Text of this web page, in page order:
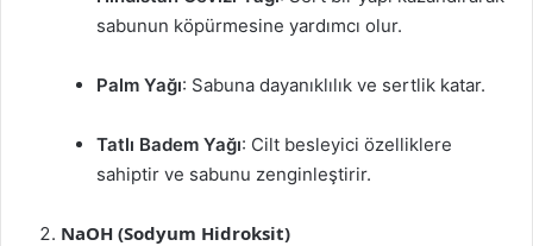
sabunun köpürmesine yardımcı olur.
Palm Yağı: Sabuna dayanıklılık ve sertlik katar.
Tatlı Badem Yağı: Cilt besleyici özelliklere
sahiptir ve sabunu zenginleştirir.
NaOH (Sodyum Hidroksit)